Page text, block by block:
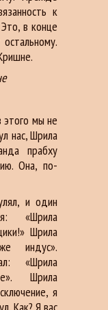
к
в конце
этого мы не
нас, Шрила
прабху
Она, по-
и один
«Шрила
Шрила
индус».
«Шрила
Шрила
я